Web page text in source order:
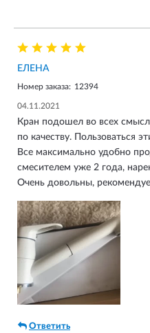
ЕЛЕНА
Номер заказа: 12394
04.11.2021
Кран подошел во всех
по качеству. Пользоваться
Все максимально удобно
смесителем уже 2 года,
Очень довольны,
Ответить